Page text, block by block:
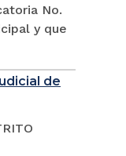
No.
y que
de